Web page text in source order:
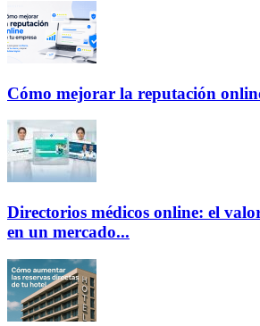
Cómo mejorar la reputación
Directorios médicos online: el
en un mercado...